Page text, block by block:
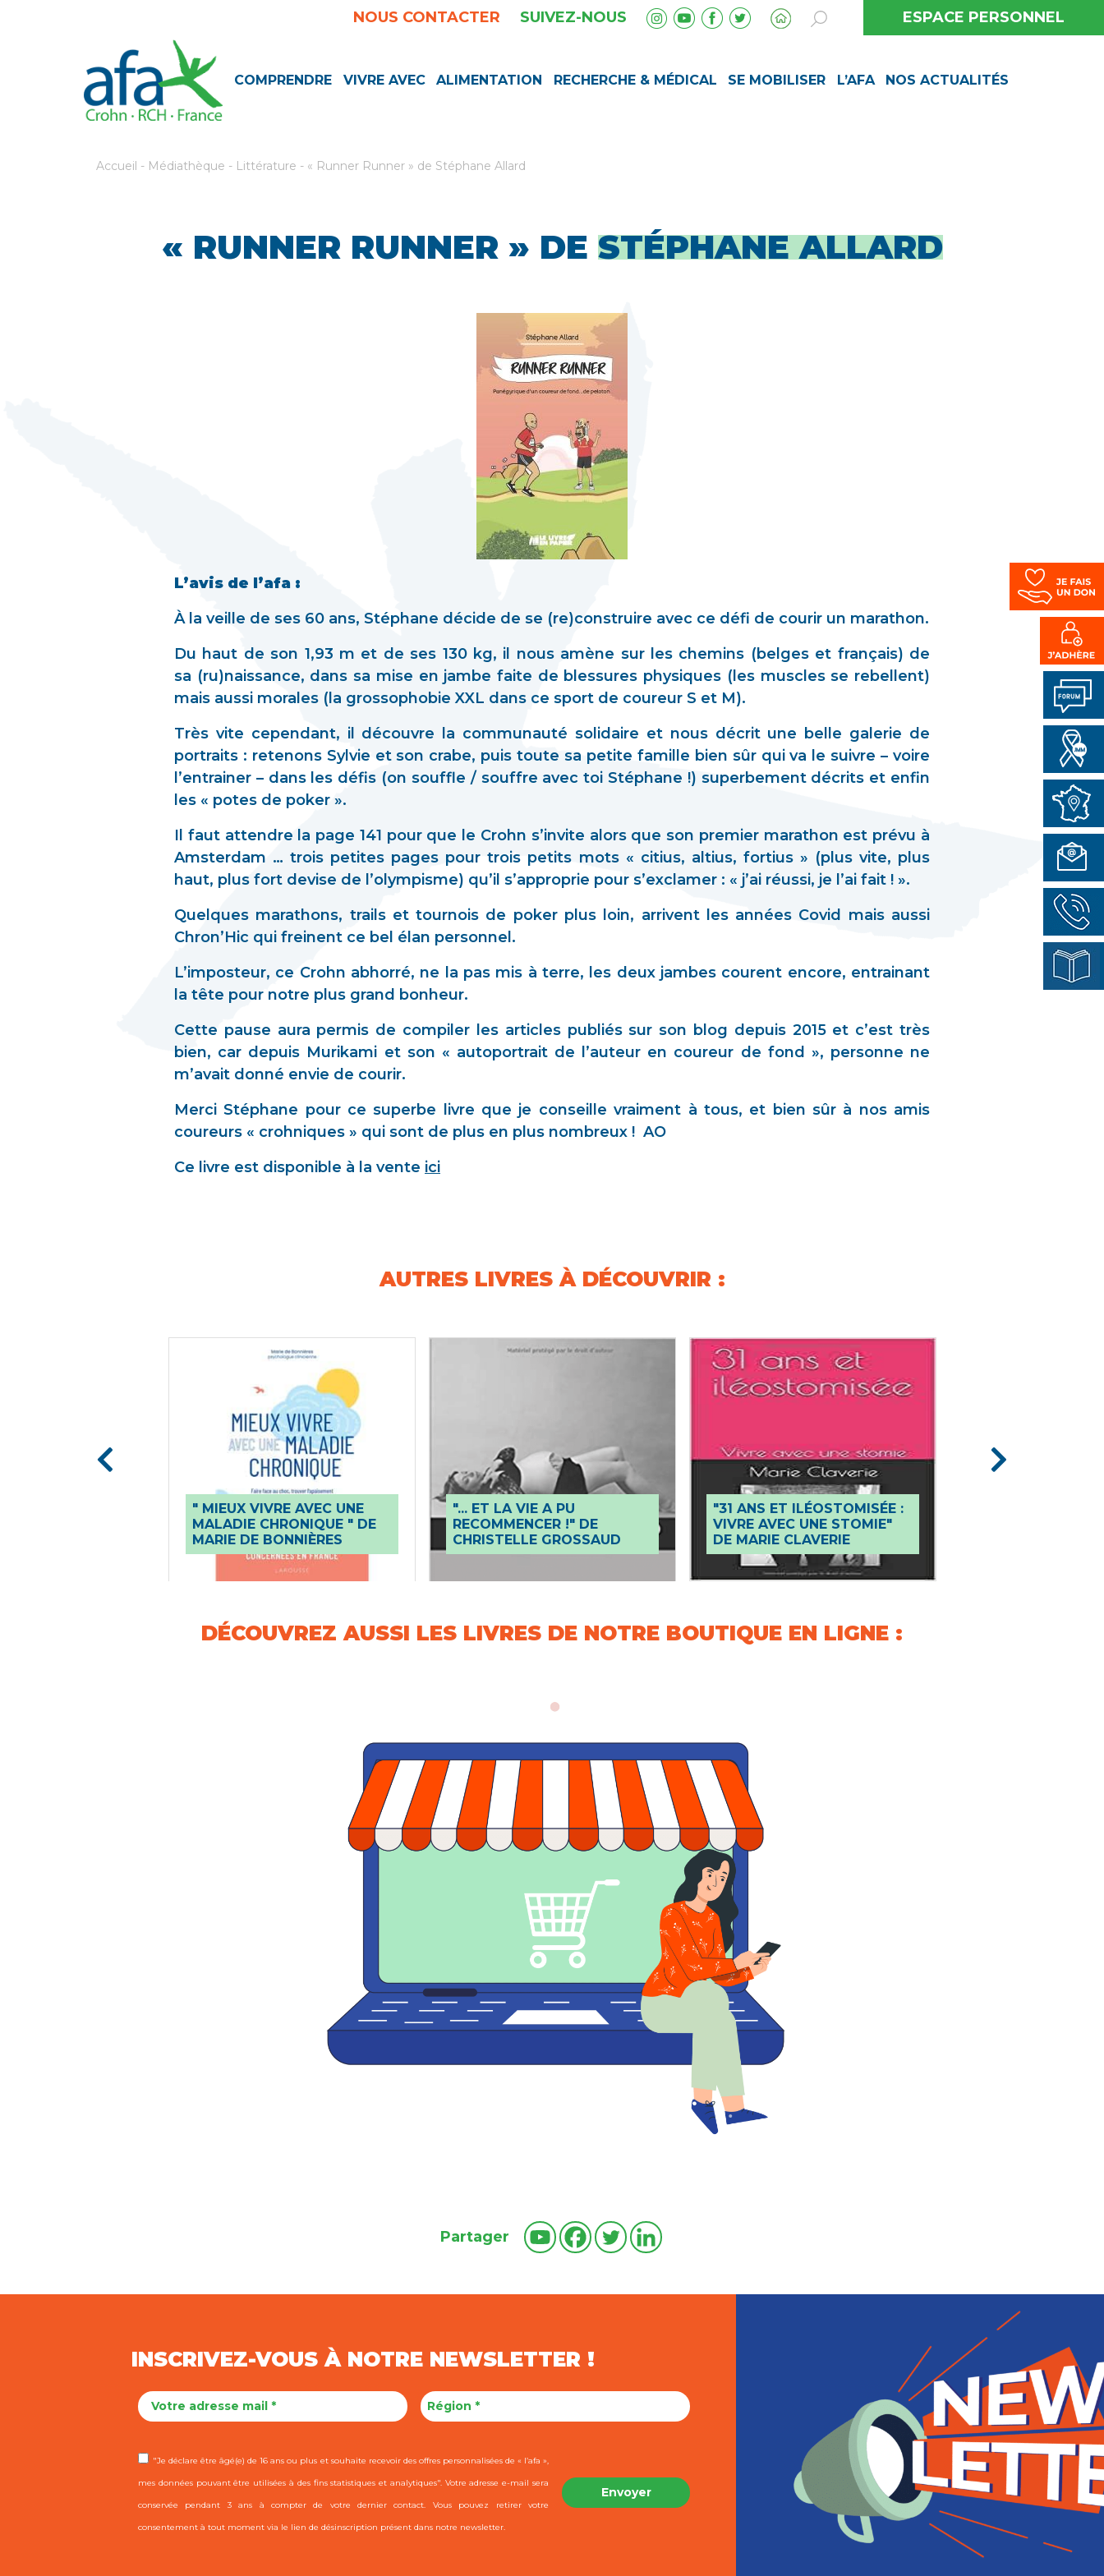
NOUS CONTACTER SUIVEZ-NOUS ESPACE PERSONNEL
COMPRENDRE VIVRE AVEC ALIMENTATION RECHERCHE & MÉDICAL SE MOBILISER L’AFA NOS ACTUALITÉS
Accueil - Médiathèque - Littérature - « Runner Runner » de Stéphane Allard
« RUNNER RUNNER » DE STÉPHANE ALLARD
L’avis de l’afa :
À la veille de ses 60 ans, Stéphane décide de se (re)construire avec ce défi de courir un marathon.
Du haut de son 1,93 m et de ses 130 kg, il nous amène sur les chemins (belges et français) de
sa (ru)naissance, dans sa mise en jambe faite de blessures physiques (les muscles se rebellent)
mais aussi morales (la grossophobie XXL dans ce sport de coureur S et M).
Très vite cependant, il découvre la communauté solidaire et nous décrit une belle galerie de
portraits : retenons Sylvie et son crabe, puis toute sa petite famille bien sûr qui va le suivre – voire
l’entrainer – dans les défis (on souffle / souffre avec toi Stéphane !) superbement décrits et enfin
les « potes de poker ».
Il faut attendre la page 141 pour que le Crohn s’invite alors que son premier marathon est prévu à
Amsterdam … trois petites pages pour trois petits mots « citius, altius, fortius » (plus vite, plus
haut, plus fort devise de l’olympisme) qu’il s’approprie pour s’exclamer : « j’ai réussi, je l’ai fait ! ».
Quelques marathons, trails et tournois de poker plus loin, arrivent les années Covid mais aussi
Chron’Hic qui freinent ce bel élan personnel.
L’imposteur, ce Crohn abhorré, ne la pas mis à terre, les deux jambes courent encore, entrainant
la tête pour notre plus grand bonheur.
Cette pause aura permis de compiler les articles publiés sur son blog depuis 2015 et c’est très
bien, car depuis Murikami et son « autoportrait de l’auteur en coureur de fond », personne ne
m’avait donné envie de courir.
Merci Stéphane pour ce superbe livre que je conseille vraiment à tous, et bien sûr à nos amis
coureurs « crohniques » qui sont de plus en plus nombreux ! AO
Ce livre est disponible à la vente ici
AUTRES LIVRES À DÉCOUVRIR :
" MIEUX VIVRE AVEC UNE
MALADIE CHRONIQUE " DE
MARIE DE BONNIÈRES
"... ET LA VIE A PU
RECOMMENCER !" DE
CHRISTELLE GROSSAUD
"31 ANS ET ILÉOSTOMISÉE :
VIVRE AVEC UNE STOMIE"
DE MARIE CLAVERIE
DÉCOUVREZ AUSSI LES LIVRES DE NOTRE BOUTIQUE EN LIGNE :
Partager
INSCRIVEZ-VOUS À NOTRE NEWSLETTER !
"Je déclare être âgé(e) de 16 ans ou plus et souhaite recevoir des offres personnalisées de « l’afa »,
mes données pouvant être utilisées à des fins statistiques et analytiques". Votre adresse e-mail sera
conservée pendant 3 ans à compter de votre dernier contact. Vous pouvez retirer votre
consentement à tout moment via le lien de désinscription présent dans notre newsletter.